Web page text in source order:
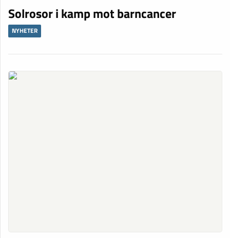
Solrosor i kamp mot barncancer
NYHETER